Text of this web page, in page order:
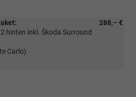
288,– €
hinten inkl. Škoda Surround
Carlo)